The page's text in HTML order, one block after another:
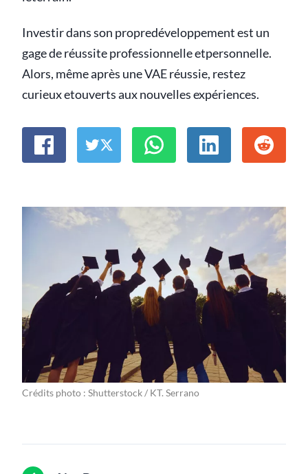
Investir dans son propredéveloppement est un
gage de réussite professionnelle etpersonnelle.
Alors, même après une VAE réussie, restez
curieux etouverts aux nouvelles expériences.
Crédits photo : Shutterstock / KT. Serrano